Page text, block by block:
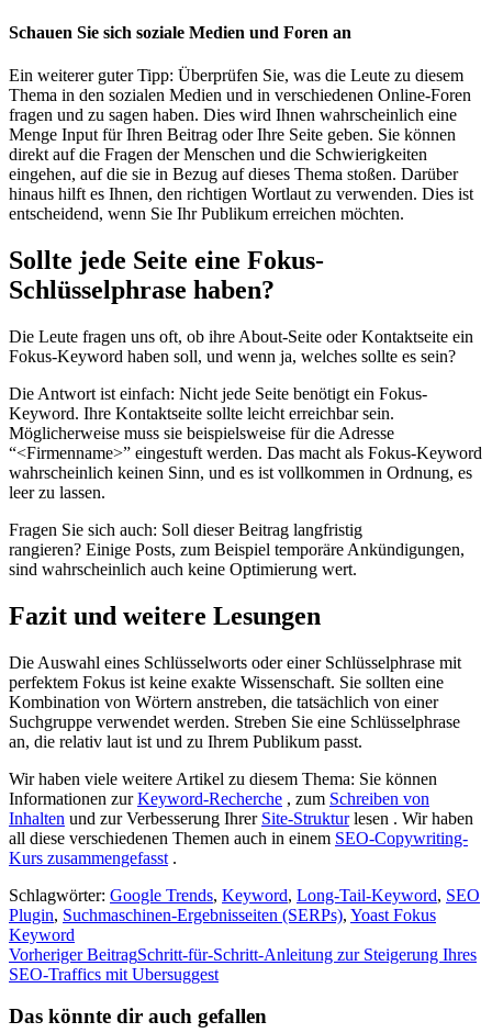
Schauen Sie sich soziale Medien und Foren an
Ein weiterer guter Tipp: Überprüfen Sie, was die Leute zu diesem
Thema in den sozialen Medien und in verschiedenen Online-Foren
fragen und zu sagen haben. Dies wird Ihnen wahrscheinlich eine
Menge Input für Ihren Beitrag oder Ihre Seite geben. Sie können
direkt auf die Fragen der Menschen und die Schwierigkeiten
eingehen, auf die sie in Bezug auf dieses Thema stoßen. Darüber
hinaus hilft es Ihnen, den richtigen Wortlaut zu verwenden. Dies ist
entscheidend, wenn Sie Ihr Publikum erreichen möchten.
Sollte jede Seite eine Fokus-
Schlüsselphrase haben?
Die Leute fragen uns oft, ob ihre About-Seite oder Kontaktseite ein
Fokus-Keyword haben soll, und wenn ja, welches sollte es sein?
Die Antwort ist einfach: Nicht jede Seite benötigt ein Fokus-
Keyword. Ihre Kontaktseite sollte leicht erreichbar sein.
Möglicherweise muss sie beispielsweise für die Adresse
“<Firmenname>” eingestuft werden. Das macht als Fokus-Keyword
wahrscheinlich keinen Sinn, und es ist vollkommen in Ordnung, es
leer zu lassen.
Fragen Sie sich auch: Soll dieser Beitrag langfristig
rangieren? Einige Posts, zum Beispiel temporäre Ankündigungen,
sind wahrscheinlich auch keine Optimierung wert.
Fazit und weitere Lesungen
Die Auswahl eines Schlüsselworts oder einer Schlüsselphrase mit
perfektem Fokus ist keine exakte Wissenschaft. Sie sollten eine
Kombination von Wörtern anstreben, die tatsächlich von einer
Suchgruppe verwendet werden. Streben Sie eine Schlüsselphrase
an, die relativ laut ist und zu Ihrem Publikum passt.
Wir haben viele weitere Artikel zu diesem Thema: Sie können
Informationen zurKeyword-Recherche , zum Schreiben von
Inhalten und zur Verbesserung Ihrer Site-Strukturlesen . Wir haben
all diese verschiedenen Themen auch in einem SEO-Copywriting-
Kurs zusammengefasst .
Schlagwörter: Google Trends, Keyword, Long-Tail-Keyword, SEO
Plugin, Suchmaschinen-Ergebnisseiten (SERPs), Yoast Fokus
Keyword
Weitere
Artikel
ansehen
Vorheriger BeitragSchritt-für-Schritt-Anleitung zur Steigerung Ihres
SEO-Traffics mit Ubersuggest
Das könnte dir auch gefallen